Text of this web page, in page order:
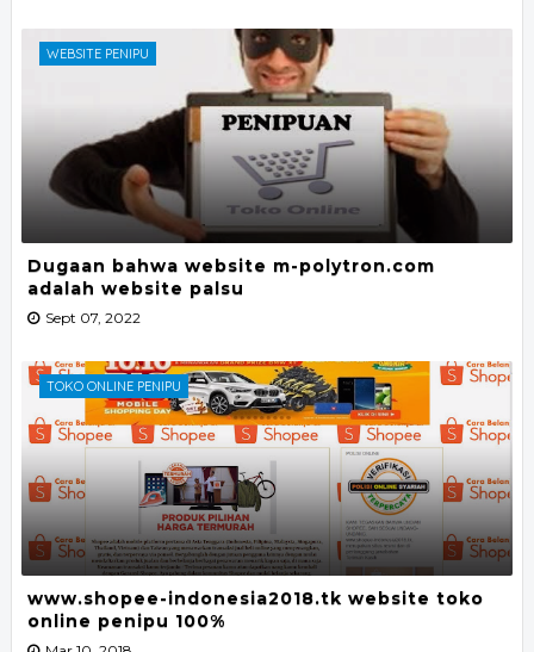
WEBSITE PENIPU
Dugaan bahwa website m-polytron.com
adalah website palsu
Sept 07, 2022
TOKO ONLINE PENIPU
www.shopee-indonesia2018.tk website toko
online penipu 100%